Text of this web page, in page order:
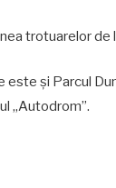
trotuarelor de
şi Parcul
„Autodrom”.